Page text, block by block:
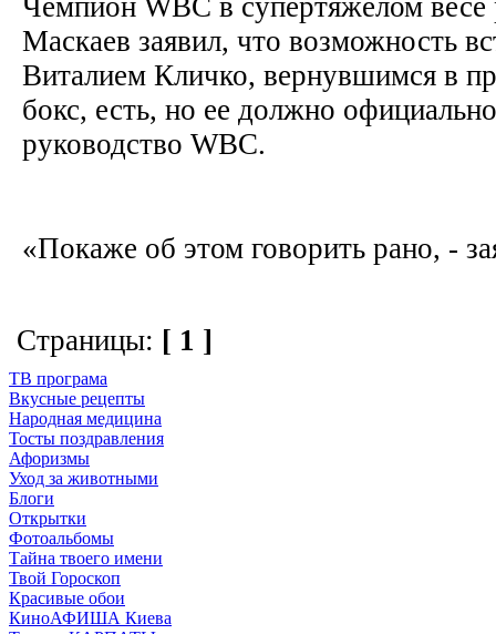
Маскаев заявил, что возможность
Виталием Кличко, вернувшимся в
бокс, есть, но ее должно
руководство WBC.
«Покаже об этом говорить рано, -
Страницы: [ 1 ]
ТВ програма
Вкусные рецепты
Народная медицина
Тосты поздравления
Афоризмы
Уход за животными
Блоги
Открытки
Фотоальбомы
Тайна твоего имени
Твой Гороскоп
Красивые обои
КиноАФИША Киева